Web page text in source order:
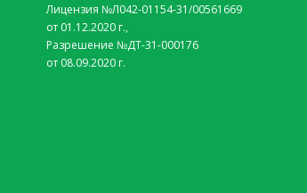
Лицензия №Л042-01154-31/00561669
от 01.12.2020 г.,
Разрешение №ДТ-31-000176
от 08.09.2020 г.